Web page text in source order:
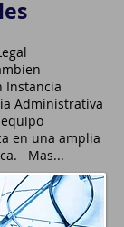
Instancia
Administrativa
en una amplia
Mas...